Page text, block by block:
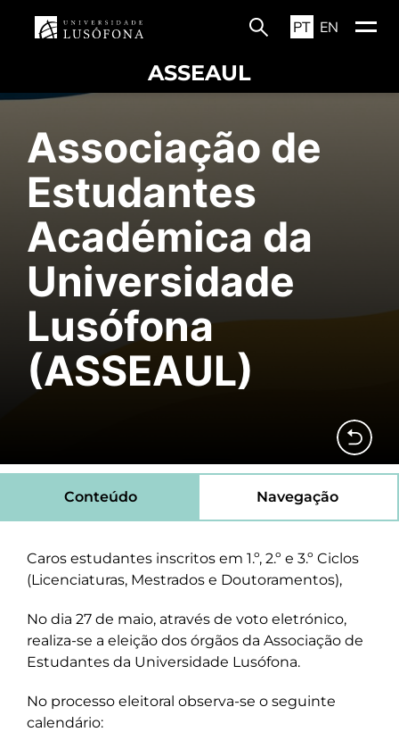
PT EN
ASSEAUL
Associação de
Estudantes
Académica da
Universidade
Lusófona
(ASSEAUL)
Conteúdo Navegação
Caros estudantes inscritos em 1.º, 2.º e 3.º Ciclos
(Licenciaturas, Mestrados e Doutoramentos),
No dia 27 de maio, através de voto eletrónico,
realiza-se a eleição dos órgãos da Associação de
Estudantes da Universidade Lusófona.
No processo eleitoral observa-se o seguinte
calendário: